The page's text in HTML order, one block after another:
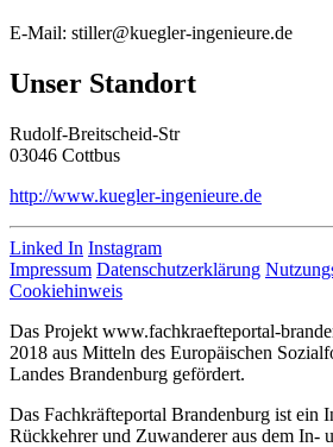
E-Mail: stiller@kuegler-ingenieure.de
Unser Standort
Rudolf-Breitscheid-Str
03046 Cottbus
http://www.kuegler-ingenieure.de
Linked In Instagram
Impressum Datenschutzerklärung
Cookiehinweis
Das Projekt www.fachkraefteportal-
2018 aus Mitteln des Europäischen
Landes Brandenburg gefördert.
Das Fachkräfteportal Brandenburg ist ein
Rückkehrer und Zuwanderer aus dem In-